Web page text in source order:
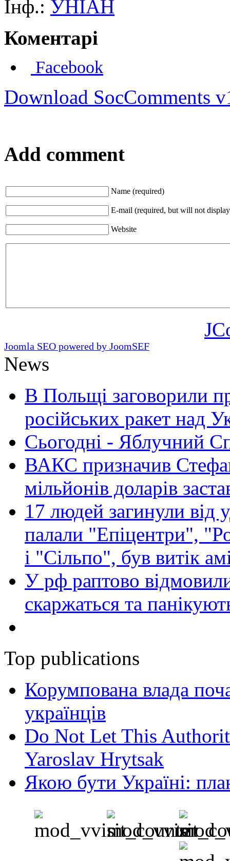
Інф.: УНІАН
Коментарі
Facebook
Download SocComments
Add comment
Name (required)
E-mail (required, but will not
Website
Joomla SEO powered by JoomSEF
News
В Польщі заговорили
російських ракет над
Сьогодні - Яблучний
ВАКС призначив
мільйонів доларів
17 людей загинули від
палали "Епіцентри",
і "Сільпо", був витік
У рф раптово
скаржаться та
Top publications
Корумпована влада
українців
Do Not Let This
Yaroslav Hrytsak
Якою бути Україні: